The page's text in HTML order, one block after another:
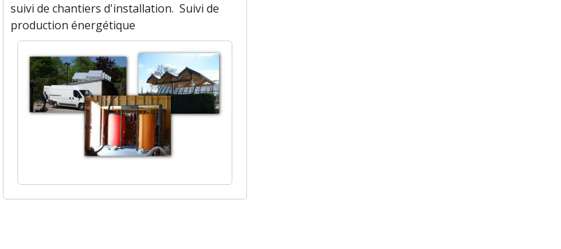
suivi de chantiers d'installation. Suivi de
production énergétique